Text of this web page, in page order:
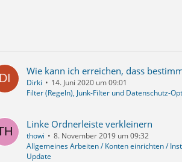
Dirki
14. Juni 2020 um 09:01
Filter (Regeln), Junk-Filter und Datenschutz-
Linke Ordnerleiste verkleinern
thowi
8. November 2019 um 09:32
Allgemeines Arbeiten / Konten einrichten /
Update